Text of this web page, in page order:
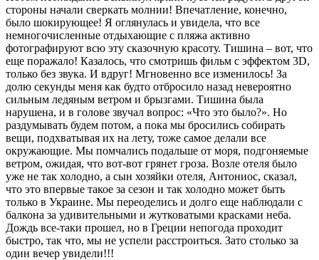
стороны начали сверкать молнии! Впечатление, конечно,
было шокирующее! Я оглянулась и увидела, что все
немногочисленные отдыхающие с пляжа активно
фотографируют всю эту сказочную красоту. Тишина – вот, что
еще поражало! Казалось, что смотришь фильм с эффектом 3D,
только без звука. И вдруг! Мгновенно все изменилось! За
долю секунды меня как будто отбросило назад невероятно
сильным ледяным ветром и брызгами. Тишина была
нарушена, и в голове звучал вопрос: «Что это было?». Но
раздумывать будем потом, а пока мы бросились собирать
вещи, подхватывая их на лету, тоже самое делали все
окружающие. Мы помчались подальше от моря, подгоняемые
ветром, ожидая, что вот-вот грянет гроза. Возле отеля было
уже не так холодно, а сын хозяйки отеля, Антониос, сказал,
что это впервые такое за сезон и так холодно может быть
только в Украине. Мы переоделись и долго еще наблюдали с
балкона за удивительными и жутковатыми красками неба.
Дождь все-таки прошел, но в Греции непогода проходит
быстро, так что, мы не успели расстроиться. Зато столько за
один вечер увидели!!!